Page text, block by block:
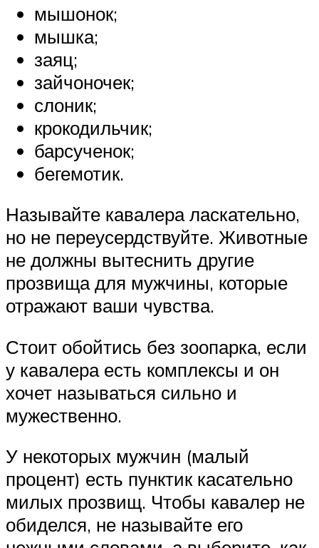
мышонок;
мышка;
заяц;
зайчоночек;
слоник;
крокодильчик;
барсученок;
бегемотик.
Называйте кавалера ласкательно,
но не переусердствуйте. Животные
не должны вытеснить другие
прозвища для мужчины, которые
отражают ваши чувства.
Стоит обойтись без зоопарка, если
у кавалера есть комплексы и он
хочет называться сильно и
мужественно.
У некоторых мужчин (малый
процент) есть пунктик касательно
милых прозвищ. Чтобы кавалер не
обиделся, не называйте его